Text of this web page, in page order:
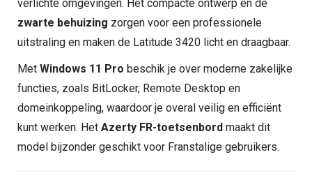
verlichte omgevingen. Het compacte ontwerp en de
zwarte behuizing zorgen voor een professionele
uitstraling en maken de Latitude 3420 licht en draagbaar.
Met Windows 11 Pro beschik je over moderne zakelijke
functies, zoals BitLocker, Remote Desktop en
domeinkoppeling, waardoor je overal veilig en efficiënt
kunt werken. Het Azerty FR-toetsenbord maakt dit
model bijzonder geschikt voor Franstalige gebruikers.